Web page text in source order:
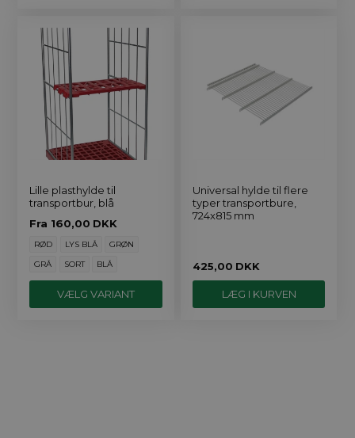
Lille plasthylde til
transportbur, blå
Fra 160,00 DKK
RØD LYS BLÅ
GRØN
GRÅ
SORT BLÅ
VÆLG VARIANT
Universal hylde til flere
typer transportbure,
724x815 mm
425,00 DKK